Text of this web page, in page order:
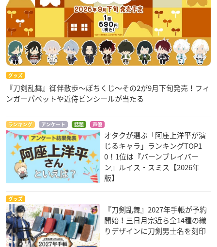
グッズ
『刀剣乱舞』御伴散歩～ぽちくじ～その2が9月下旬発売！フィ
ンガーパペットや近侍ピンシールが当たる
ランキング アンケート 話題 声優
オタクが選ぶ「阿座上洋平が演
じるキャラ」ランキングTOP1
0！1位は『バーンブレイバー
ン』ルイス・スミス【2026年
版】
グッズ
『刀剣乱舞』2027年手帳が予約
開始！三日月宗近ら全14種の織
りデザインに刀剣男士名を刻印